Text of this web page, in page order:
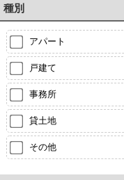
種別
アパート
戸建て
事務所
貸土地
その他